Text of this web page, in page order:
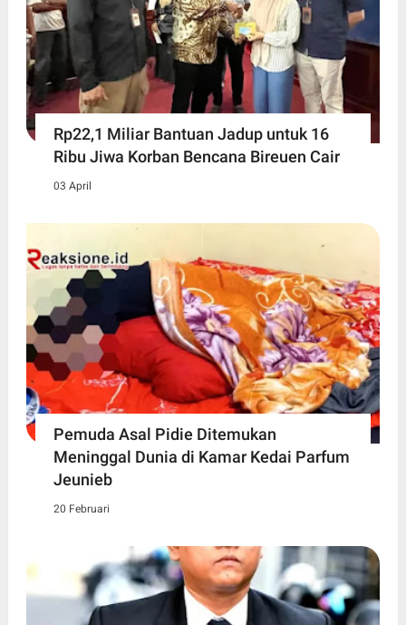
Rp22,1 Miliar Bantuan Jadup untuk 16
Ribu Jiwa Korban Bencana Bireuen Cair
03 April
Pemuda Asal Pidie Ditemukan
Meninggal Dunia di Kamar Kedai Parfum
Jeunieb
20 Februari